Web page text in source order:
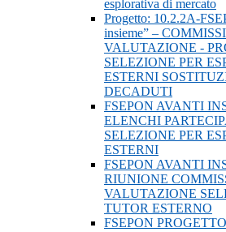
esplorativa di mercato
Progetto: 10.2.2A-
insieme” –
VALUTAZIONE -
SELEZIONE PER
ESTERNI
DECADUTI
FSEPON AVANTI
ELENCHI
SELEZIONE PER
ESTERNI
FSEPON AVANTI
RIUNIONE
VALUTAZIONE
TUTOR ESTERNO
FSEPON